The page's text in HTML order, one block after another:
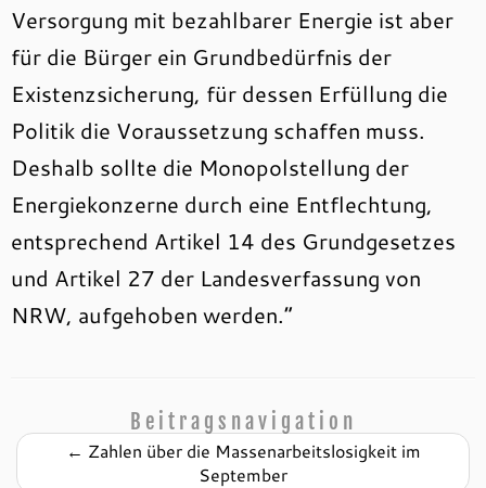
Versorgung mit bezahlbarer Energie ist aber
für die Bürger ein Grundbedürfnis der
Existenzsicherung, für dessen Erfüllung die
Politik die Voraussetzung schaffen muss.
Deshalb sollte die Monopolstellung der
Energiekonzerne durch eine Entflechtung,
entsprechend Artikel 14 des Grundgesetzes
und Artikel 27 der Landesverfassung von
NRW, aufgehoben werden.“
Beitragsnavigation
← Zahlen über die Massenarbeitslosigkeit im
September